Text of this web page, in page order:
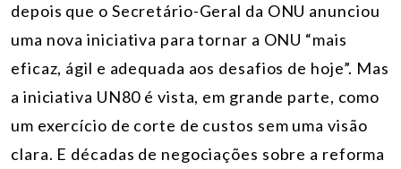
depois que o Secretário-Geral da ONU anunciou
uma nova iniciativa para tornar a ONU “mais
eficaz, ágil e adequada aos desafios de hoje”. Mas
a iniciativa UN80 é vista, em grande parte, como
um exercício de corte de custos sem uma visão
clara. E décadas de negociações sobre a reforma